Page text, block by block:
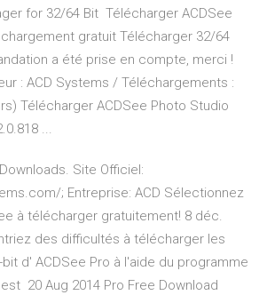
for 32/64 Bit Télécharger ACDSee
gratuit Télécharger 32/64
a été prise en compte, merci !
: ACD Systems / Téléchargements :
Télécharger ACDSee Photo Studio
...
Site Officiel:
; Entreprise: ACD Sélectionnez
à télécharger gratuitement! 8 déc.
des difficultés à télécharger les
d' ACDSee Pro à l'aide du programme
20 Aug 2014 Pro Free Download